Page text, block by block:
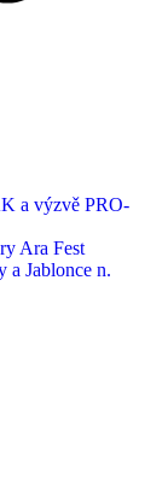
a výzvě PRO-
Ara Fest
a Jablonce n.